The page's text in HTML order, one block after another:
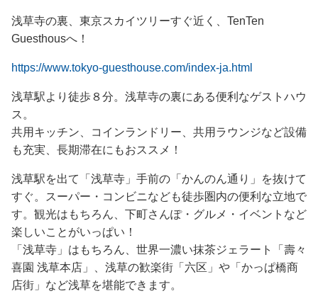
浅草寺の裏、東京スカイツリーすぐ近く、TenTen
Guesthousへ！
https://www.tokyo-guesthouse.com/index-ja.html
浅草駅より徒歩８分。浅草寺の裏にある便利なゲストハウ
ス。
共用キッチン、コインランドリー、共用ラウンジなど設備
も充実、長期滞在にもおススメ！
浅草駅を出て「浅草寺」手前の「かんのん通り」を抜けて
すぐ。スーパー・コンビニなども徒歩圏内の便利な立地で
す。観光はもちろん、下町さんぽ・グルメ・イベントなど
楽しいことがいっぱい！
「浅草寺」はもちろん、世界一濃い抹茶ジェラート「壽々
喜園 浅草本店」、浅草の歓楽街「六区」や「かっぱ橋商
店街」など浅草を堪能できます。